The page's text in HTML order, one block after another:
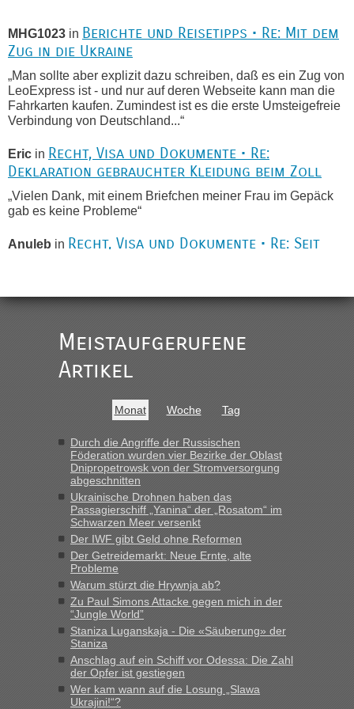
MHG1023 in Berichte und Reisetipps • Re: Mit dem
Zug in die Ukraine
„Man sollte aber explizit dazu schreiben, daß es ein Zug von
LeoExpress ist - und nur auf deren Webseite kann man die
Fahrkarten kaufen. Zumindest ist es die erste Umsteigefreie
Verbindung von Deutschland...“
Eric in Recht, Visa und Dokumente • Re:
Deklaration gebrauchter Kleidung beim Zoll
„Vielen Dank, mit einem Briefchen meiner Frau im Gepäck
gab es keine Probleme“
Anuleb in Recht, Visa und Dokumente • Re: Seit
aufgedeckt
Alleinreisende Männer stehen schließlich immer unter
Verdacht.“
Anfang des Jahres haben die Zollbeamten
Verstöße im Wert von fast 11 Milliarden
aufgedeckt
„Kein Zoll. Du musst an sich nur sagen dass das privat ist
und du nicht damit handeln willst. So lange das nicht
Originalverpackt ist und ersichlich das nicht neu sollte es
keine Probleme geben“
Recht, Visa und Dokumente • Deklaration
gebrauchter Kleidung beim Zoll
„Hallo Leute, ich weiß nicht, ob ich hier richtig bin mit meiner
Anfrage. Ich möchte 4 Umzugskartons mit gebrauchter
Straßen Kleidung bei der Einreise in die Ukraine
mitnehmen. Es ist gebrauchte Kleidung...“
Berichte und Reisetipps • Re: An welchem
Grenzübergang zwischen Polen und der Ukraine
geht es am schnellsten?
Meistaufgerufene
Artikel
Monat Woche Tag
Durch die Angriffe der Russischen
Föderation wurden vier Bezirke der Oblast
Dnipropetrowsk von der Stromversorgung
abgeschnitten
Ukrainische Drohnen haben das
Passagierschiff „Yanina“ der „Rosatom“ im
Schwarzen Meer versenkt
Der IWF gibt Geld ohne Reformen
Der Getreidemarkt: Neue Ernte, alte
Probleme
Warum stürzt die Hrywnja ab?
Zu Paul Simons Attacke gegen mich in der
“Jungle World”
Staniza Luganskaja - Die «Säuberung» der
Staniza
Anschlag auf ein Schiff vor Odessa: Die Zahl
der Opfer ist gestiegen
Wer kam wann auf die Losung „Slawa
Ukrajini!“?